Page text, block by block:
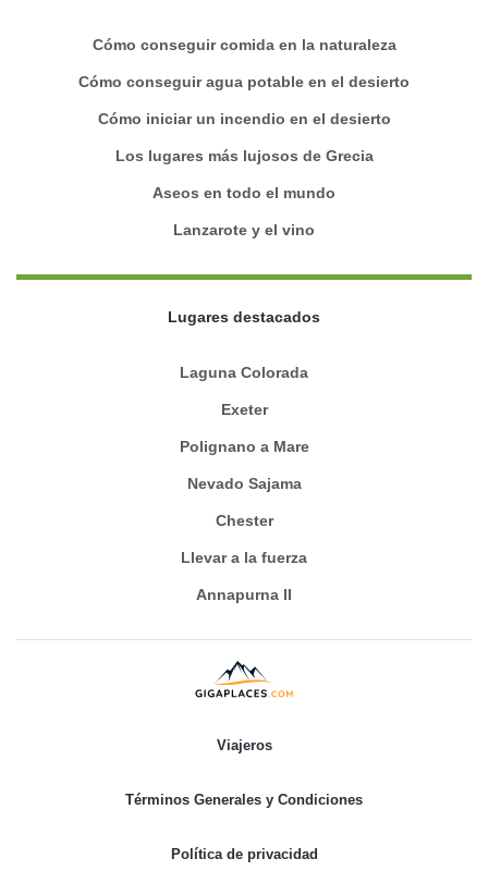
Cómo conseguir comida en la naturaleza
Cómo conseguir agua potable en el desierto
Cómo iniciar un incendio en el desierto
Los lugares más lujosos de Grecia
Aseos en todo el mundo
Lanzarote y el vino
Lugares destacados
Laguna Colorada
Exeter
Polignano a Mare
Nevado Sajama
Chester
Llevar a la fuerza
Annapurna II
Viajeros
Términos Generales y Condiciones
Política de privacidad